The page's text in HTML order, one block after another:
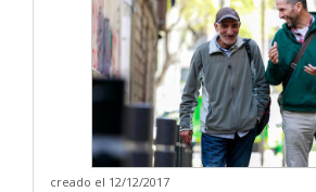
creado el 12/12/2017